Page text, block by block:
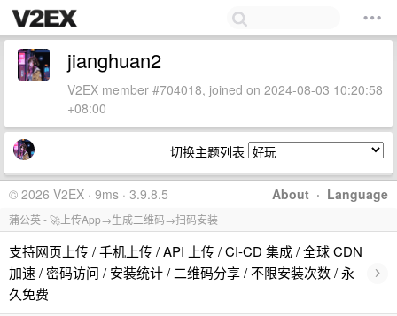
jianghuan2
V2EX member #704018, joined on 2024-08-03 10:20:58
+08:00
切换主题列表
About · Language
© 2026 V2EX · 9ms · 3.9.8.5
蒲公英 - 🚀上传App→生成二维码→扫码安装
支持网页上传 / 手机上传 / API 上传 / CI-CD 集成 / 全球 CDN
加速 / 密码访问 / 安装统计 / 二维码分享 / 不限安装次数 / 永
久免费
›